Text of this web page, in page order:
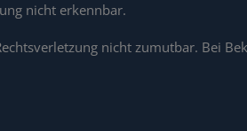
nicht erkennbar.
nicht zumutbar. Bei